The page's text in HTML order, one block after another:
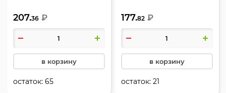
207.36 ₽
в корзину
остаток:65
studio, deVENTE, 8150304
177.82 ₽
в корзину
остаток:21